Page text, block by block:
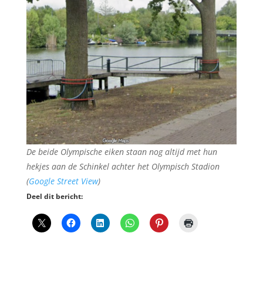
De beide Olympische eiken staan nog altijd met hun
hekjes aan de Schinkel achter het Olympisch Stadion
(Google Street View)
Deel dit bericht: